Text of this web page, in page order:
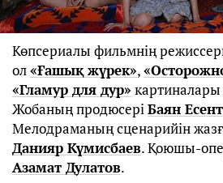
Көпсериалы фильмнің
ол«Ғашық жүрек»,
«Гламур для дур» картиналары
Жобаның продюсеріБаян
Мелодраманың сценарийін
Данияр Күмисбаев. Қоюшы-
Азамат Дулатов.